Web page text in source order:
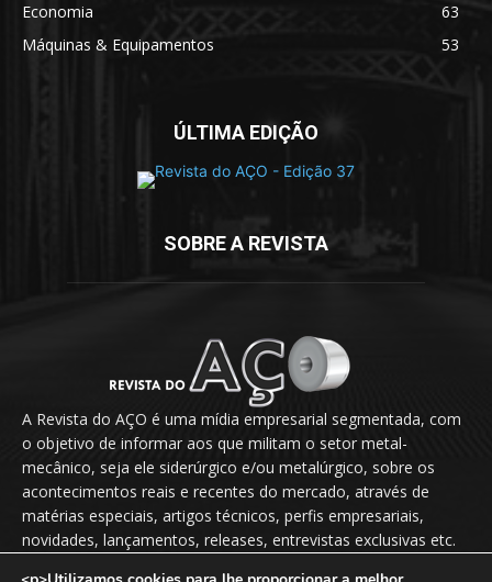
Economia
63
Máquinas & Equipamentos
53
ÚLTIMA EDIÇÃO
SOBRE A REVISTA
A Revista do AÇO é uma mídia empresarial segmentada, com
o objetivo de informar aos que militam o setor metal-
mecânico, seja ele siderúrgico e/ou metalúrgico, sobre os
acontecimentos reais e recentes do mercado, através de
matérias especiais, artigos técnicos, perfis empresariais,
novidades, lançamentos, releases, entrevistas exclusivas etc.